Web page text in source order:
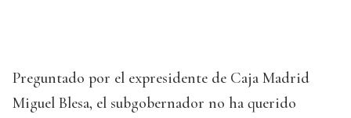
Preguntado por el expresidente de Caja Madrid
Miguel Blesa, el subgobernador no ha querido